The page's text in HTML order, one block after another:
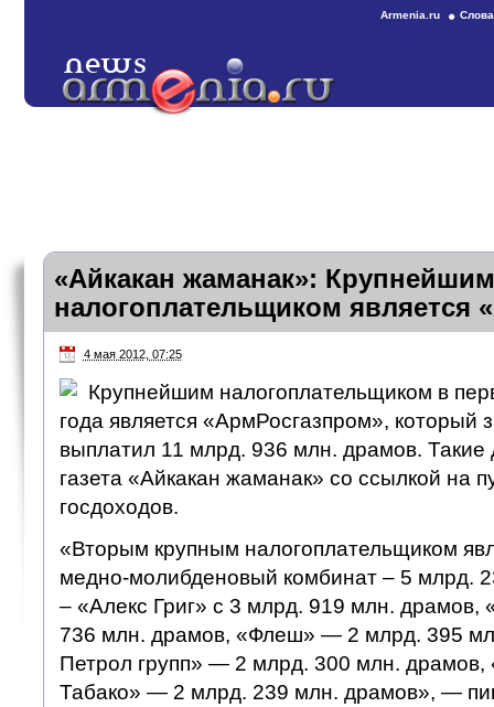
Armenia.ru
«Айкакан жаманак»: Крупнейшим
налогоплательщиком является
4 мая 2012, 07:25
Крупнейшим налогоплательщиком в
года является «АрмРосгазпром», который
выплатил 11 млрд. 936 млн. драмов. Такие
газета «Айкакан жаманак» со ссылкой на
госдоходов.
«Вторым крупным налогоплательщиком
медно-молибденовый комбинат – 5 млрд.
– «Алекс Григ» с 3 млрд. 919 млн.
736 млн. драмов, «Флеш» — 2 млрд. 395
Петрол групп» — 2 млрд. 300 млн.
Табако» — 2 млрд. 239 млн. драмов», —